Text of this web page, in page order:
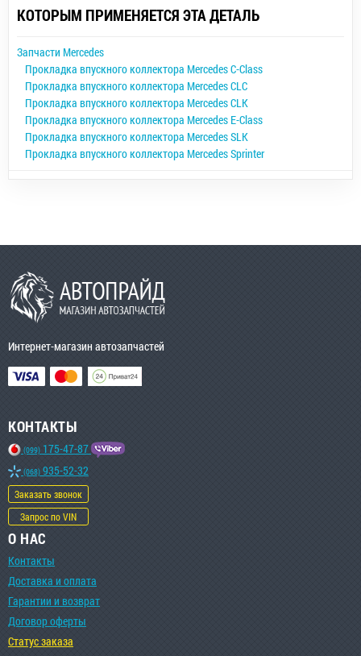
КОТОРЫМ ПРИМЕНЯЕТСЯ ЭТА ДЕТАЛЬ
Запчасти Mercedes
Прокладка впускного коллектора Mercedes C-Class
Прокладка впускного коллектора Mercedes CLC
Прокладка впускного коллектора Mercedes CLK
Прокладка впускного коллектора Mercedes E-Class
Прокладка впускного коллектора Mercedes SLK
Прокладка впускного коллектора Mercedes Sprinter
Интернет-магазин автозапчастей
КОНТАКТЫ
(099) 175-47-87
(068) 935-52-32
Заказать звонок
Запрос по VIN
О НАС
Контакты
Доставка и оплата
Гарантии и возврат
Договор оферты
Статус заказа